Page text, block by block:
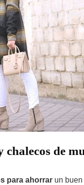
chalecos de
para ahorrar un